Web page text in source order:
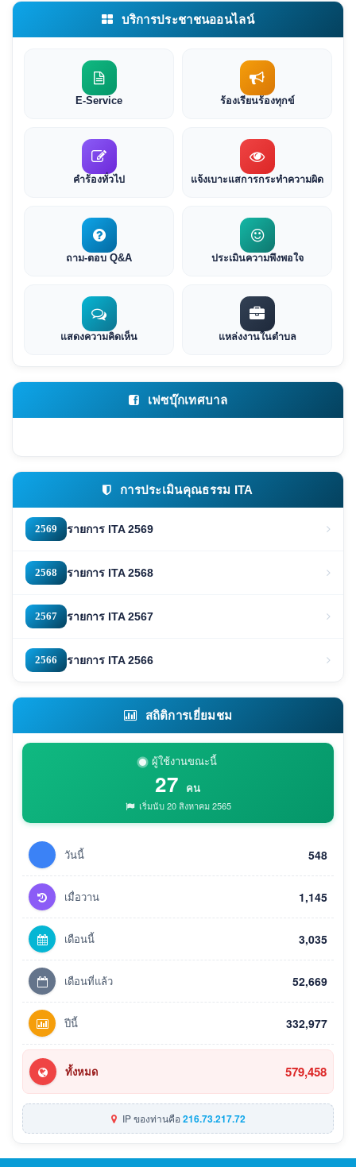
บริการประชาชนออนไลน์
E-Service ร้องเรียนร้องทุกข์
คำร้องทั่วไป แจ้งเบาะแสการกระทำความผิด
ถาม-ตอบ Q&A ประเมินความพึงพอใจ
แสดงความคิดเห็น แหล่งงานในตำบล
เฟซบุ๊กเทศบาล
การประเมินคุณธรรม ITA
2569 รายการ ITA 2569
2568 รายการ ITA 2568
2567 รายการ ITA 2567
2566 รายการ ITA 2566
สถิติการเยี่ยมชม
ผู้ใช้งานขณะนี้
27 คน
เริ่มนับ 20 สิงหาคม 2565
วันนี้ 548
เมื่อวาน 1,145
เดือนนี้ 3,035
เดือนที่แล้ว 52,669
ปีนี้ 332,977
ทั้งหมด 579,458
IP ของท่านคือ216.73.217.72